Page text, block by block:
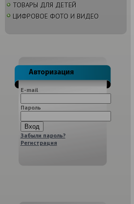
ТОВАРЫ ДЛЯ ДЕТЕЙ
ЦИФРОВОЕ ФОТО И ВИДЕО
E-mail
Пароль
Забыли пароль?
Регистрация